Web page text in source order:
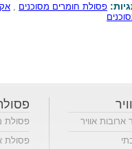
פסולת חומרים מסוכנים ,
ארובות אוויר
פסולת
פסולת